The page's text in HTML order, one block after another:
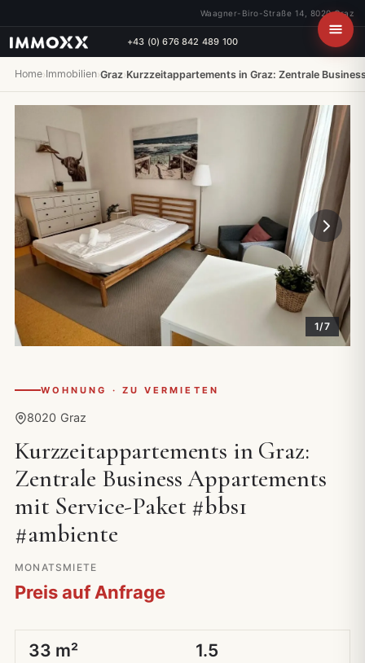
Waagner-Biro-Straße 14, 8020 Graz
+43 (0) 676 842 489 100
Home›Immobilien›Graz›Kurzzeitappartements in Graz: Zentrale
1/7
WOHNUNG · ZU VERMIETEN
8020 Graz
Kurzzeitappartements in Graz:
Zentrale Business Appartements
mit Service-Paket #bbs1
#ambiente
MONATSMIETE
Preis auf Anfrage
33 m² 1.5